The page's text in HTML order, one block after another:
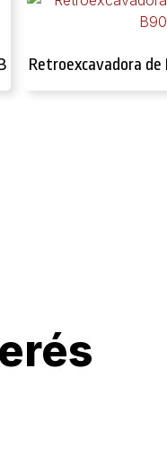
Retroexcavadora